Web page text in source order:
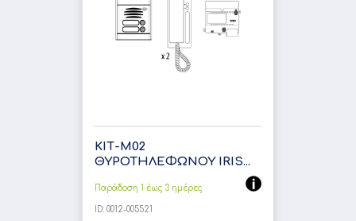
ΚΙΤ-Μ02
ΘΥΡΟΤΗΛΕΦΩΝΟΥ IRIS...
Παράδοση 1 έως 3 ημέρες
ID: 0012-005521